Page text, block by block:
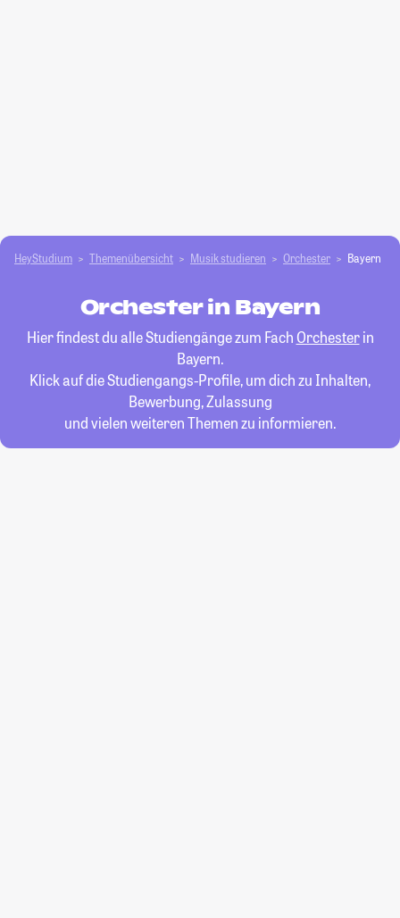
HeyStudium Themenübersicht Musik studieren Orchester Bayern
Orchester in Bayern
Hier findest du alle Studiengänge zum Fach Orchesterin
Bayern.
Klick auf die Studiengangs-Profile, um dich zu Inhalten,
Bewerbung, Zulassung
und vielen weiteren Themen zu informieren.